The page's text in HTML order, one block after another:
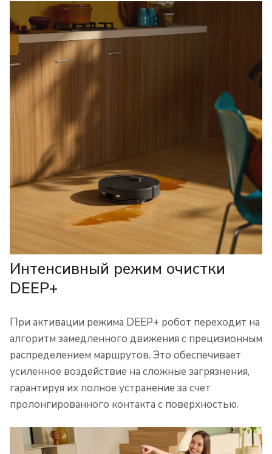
Интенсивный режим очистки
DEEP+
При активации режима DEEP+ робот переходит на
алгоритм замедленного движения с прецизионным
распределением маршрутов. Это обеспечивает
усиленное воздействие на сложные загрязнения,
гарантируя их полное устранение за счет
пролонгированного контакта с поверхностью.